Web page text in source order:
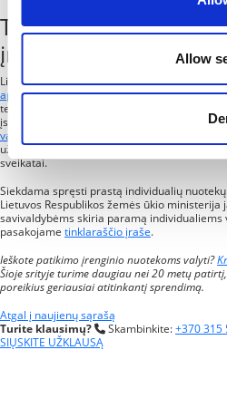
Allow
Teisiniai reikalavimai
įrenginių
Lietuvoje nuotekų valymą reglamentuoja
apsaugos įstatymas,Vandens įstatymasbei
teisės aktai nustato griežtus reikalavimus
įskaitant jų
, montavimą,
valymo įrenginiai
užtikrinančius, kad išvalytos vandens
sveikatai.
Siekdama spręsti prastą individualių
Lietuvos Respublikos žemės ūkio ministerija
savivaldybėms skiria paramą
pasakojame tinklaraščio įraše.
Ieškote patikimo įrenginio nuotekoms valyti?
Šioje srityje turime daugiau nei 20 metų
poreikius geriausiai atitinkantį sprendimą.
Atgal į naujienų sąrašą
Turite klausimų?
Skambinkite:+370 315
SIŲSKITE UŽKLAUSĄ